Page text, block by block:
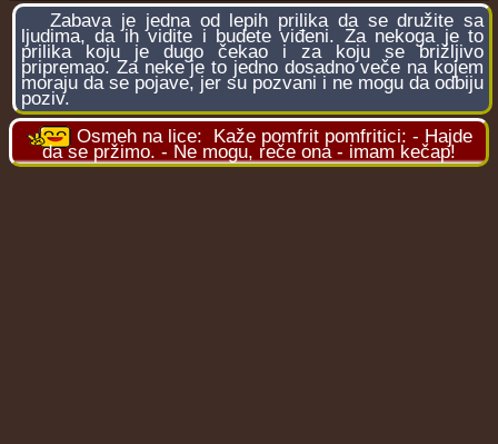
Zabava je jedna od lepih prilika da se družite sa
ljudima, da ih vidite i budete viđeni. Za nekoga je to
prilika koju je dugo čekao i za koju se brižljivo
pripremao. Za neke je to jedno dosadno veče na kojem
moraju da se pojave, jer su pozvani i ne mogu da odbiju
poziv.
Osmeh na lice: Kaže pomfrit pomfritici: - Hajde
da se pržimo. - Ne mogu, reče ona - imam kečap!